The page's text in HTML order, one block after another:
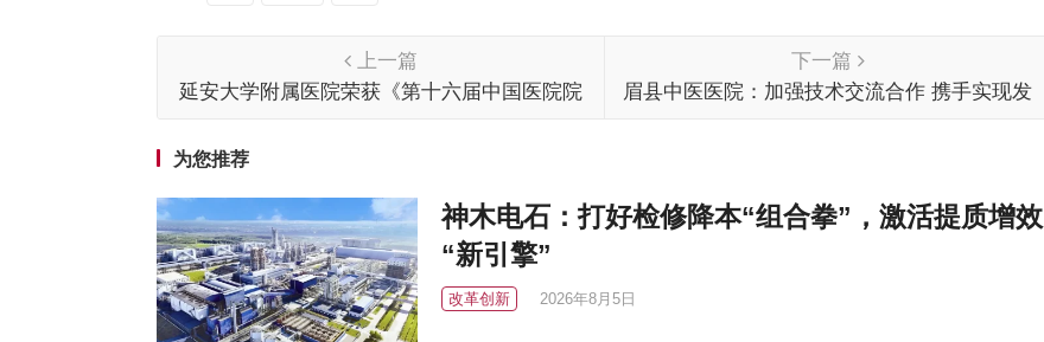
上一篇
延安大学附属医院荣获《第十六届中国医院院
下一篇
眉县中医医院：加强技术交流合作 携手实现发
为您推荐
神木电石：打好检修降本“组合拳”，激活提质增效
“新引擎”
改革创新 2026年8月5日